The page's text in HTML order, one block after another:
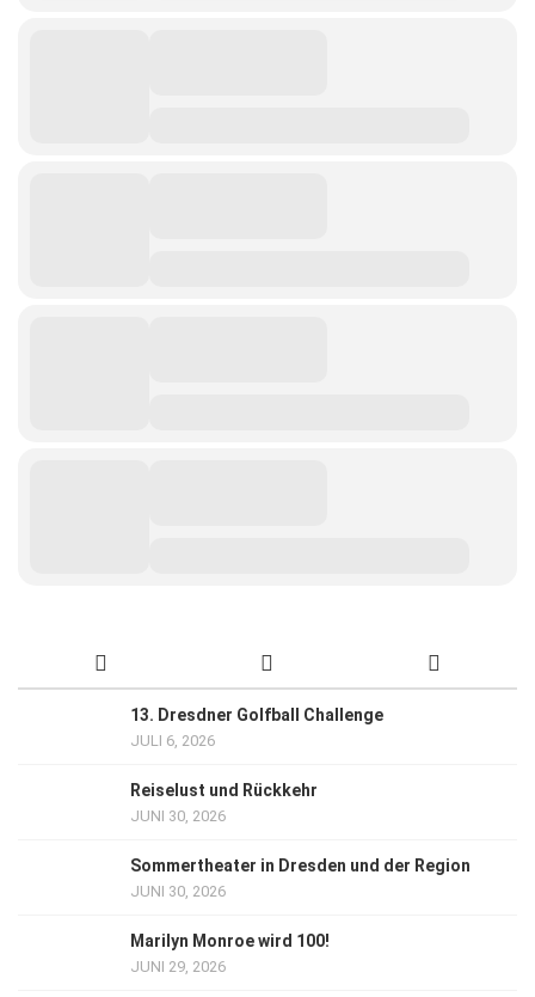
13. Dresdner Golfball Challenge
JULI 6, 2026
Reiselust und Rückkehr
JUNI 30, 2026
Sommertheater in Dresden und der Region
JUNI 30, 2026
Marilyn Monroe wird 100!
JUNI 29, 2026